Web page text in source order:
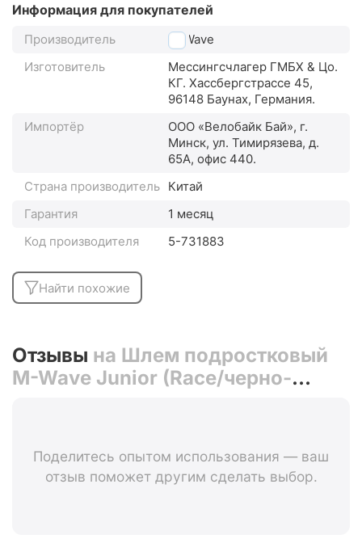
Информация для покупателей
Производитель
M-Wave
Изготовитель
Мессингсчлагер ГМБХ & Цо.
КГ. Хассбергстрассе 45,
96148 Баунах, Германия.
Импортёр
ООО «Велобайк Бай», г.
Минск, ул. Тимирязева, д.
65А, офис 440.
Страна производитель Китай
Гарантия
1 месяц
Код производителя
5-731883
Найти похожие
Отзывы на Шлем подростковый
M-Wave Junior (Race/черно-
Поделитесь опытом использования — ваш
отзыв поможет другим сделать выбор.